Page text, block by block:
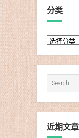
分类
分
近期文章